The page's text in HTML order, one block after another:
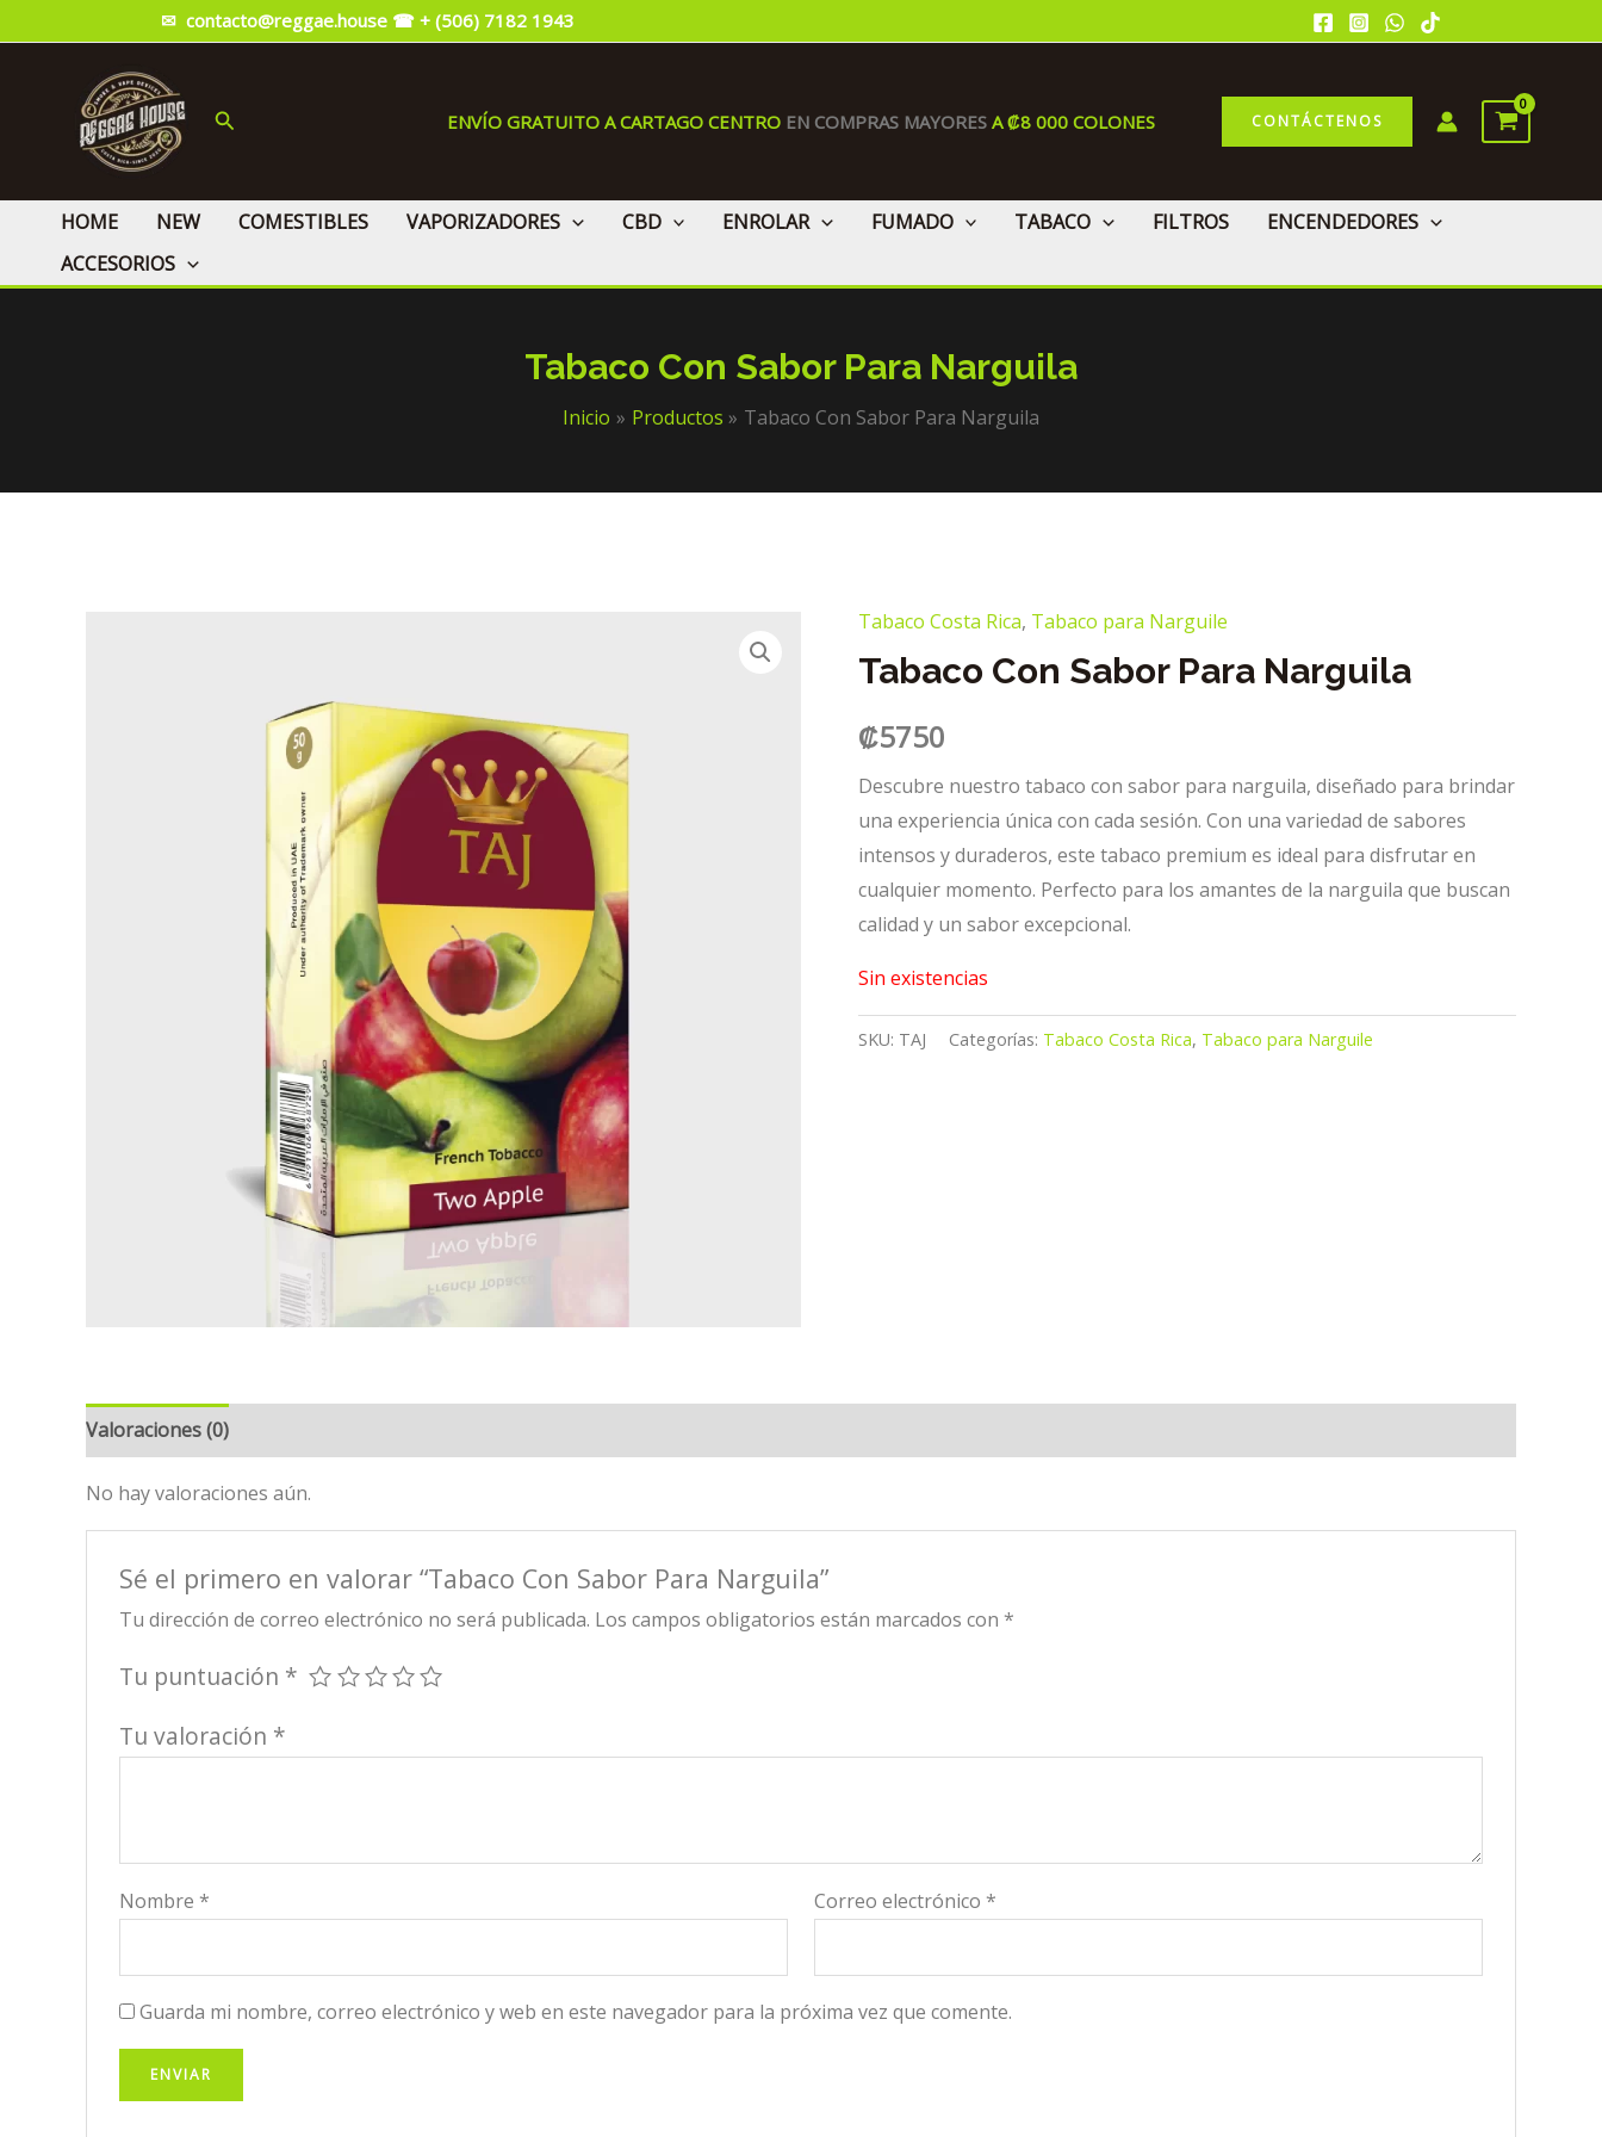
al
✉ contacto@reggae.house ☎ + (506) 7182 1943
Buscar ENVÍO GRATUITO A CARTAGO CENTRO EN COMPRAS MAYORES A ₡8 000 COLONES CONTÁCTENOS
HOME NEW COMESTIBLES VAPORIZADORES CBD ENROLAR FUMADO TABACO FILTROS
ENCENDEDORES
ACCESORIOS
Tabaco Con Sabor Para Narguila
Inicio Productos Tabaco Con Sabor Para Narguila
Tabaco Costa Rica, Tabaco para Narguile
Tabaco Con Sabor Para Narguila
₡5750
Descubre nuestro tabaco con sabor para narguila, diseñado para brindar
una experiencia única con cada sesión. Con una variedad de sabores
intensos y duraderos, este tabaco premium es ideal para disfrutar en
cualquier momento. Perfecto para los amantes de la narguila que buscan
calidad y un sabor excepcional.
Sin existencias
SKU: TAJ Categorías: Tabaco Costa Rica, Tabaco para Narguile
Valoraciones (0)
No hay valoraciones aún.
Sé el primero en valorar “Tabaco Con Sabor Para Narguila”
Tu dirección de correo electrónico no será publicada. Los campos obligatorios están marcados con *
Tu puntuación *
Tu valoración *
Nombre * Correo electrónico *
Guarda mi nombre, correo electrónico y web en este navegador para la próxima vez que comente.